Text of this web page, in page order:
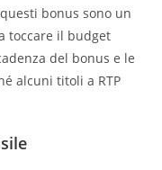
bonus sono un
toccare il budget
del bonus e le
alcuni titoli a RTP